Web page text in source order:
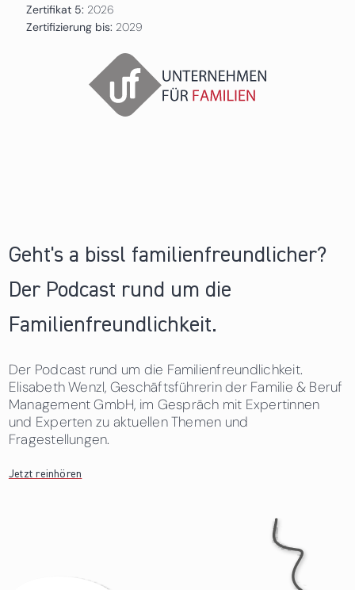
Zertifikat 5: 2026
Zertifizierung bis: 2029
Geht's a bissl familienfreundlicher?
Der Podcast rund um die
Familienfreundlichkeit.
Der Podcast rund um die Familienfreundlichkeit.
Elisabeth Wenzl, Geschäftsführerin der Familie & Beruf
Management GmbH, im Gespräch mit Expertinnen
und Experten zu aktuellen Themen und
Fragestellungen.
Jetzt reinhören